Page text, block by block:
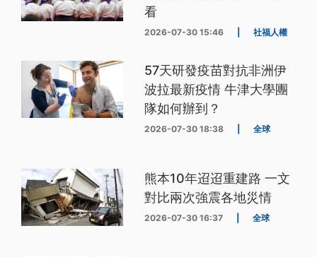
看
2026-07-30 15:46 社福人權
57天研發疫苗對抗非洲伊
波拉最新疫情 牛津大學團
隊如何辦到？
2026-07-30 18:38 全球
熊本10年迢迢重建路 一文
對比兩次強震各地災情
2026-07-30 16:37 全球